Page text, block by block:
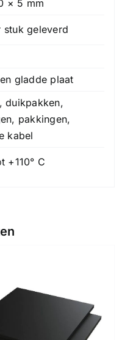
× 5 mm
stuk geleverd
gladde plaat
duikpakken,
pakkingen,
kabel
+110° C